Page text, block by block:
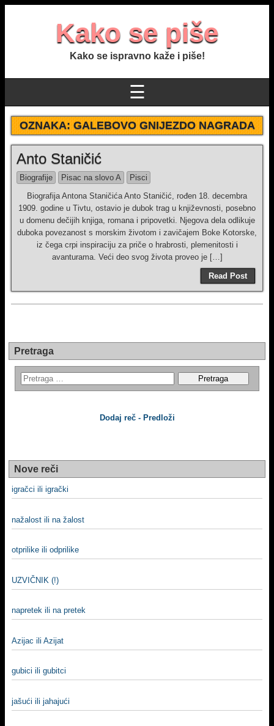
Kako se piše
Kako se ispravno kaže i piše!
☰
OZNAKA:GALEBOVO GNIJEZDO NAGRADA
Anto Staničić
Biografije Pisac na slovo A
Pisci
Biografija Antona Staničića Anto Staničić, rođen 18. decembra
1909. godine u Tivtu, ostavio je dubok trag u književnosti, posebno
u domenu dečijih knjiga, romana i pripovetki. Njegova dela odlikuje
duboka povezanost s morskim životom i zavičajem Boke Kotorske,
iz čega crpi inspiraciju za priče o hrabrosti, plemenitosti i
avanturama. Veći deo svog života proveo je […]
Read Post
Pretraga
Dodaj reč - Predloži
Nove reči
igračci ili igrački
nažalost ili na žalost
otprilike ili odprilike
UZVIČNIK (!)
napretek ili na pretek
Azijac ili Azijat
gubici ili gubitci
jašući ili jahajući